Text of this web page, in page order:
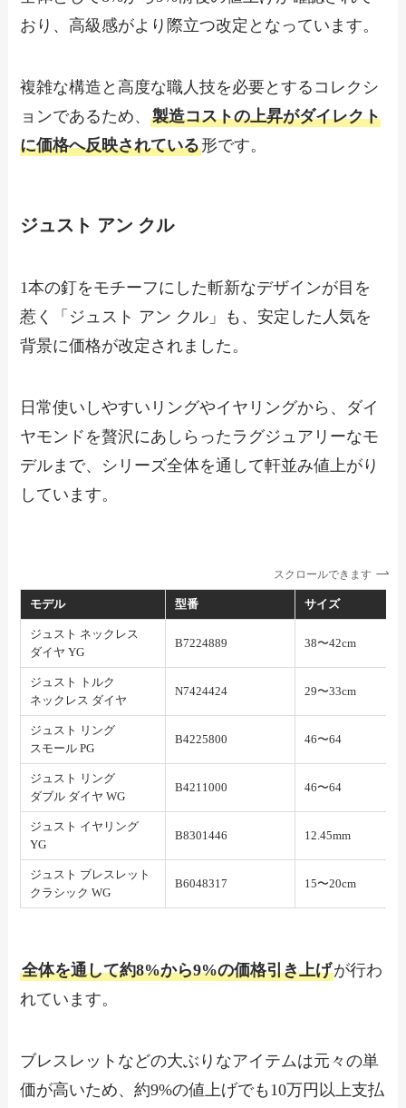
おり、高級感がより際立つ改定となっています。
複雑な構造と高度な職人技を必要とするコレクシ
ョンであるため、製造コストの上昇がダイレクト
に価格へ反映されている形です。
ジュスト アン クル
1本の釘をモチーフにした斬新なデザインが目を
惹く「ジュスト アン クル」も、安定した人気を
背景に価格が改定されました。
日常使いしやすいリングやイヤリングから、ダイ
ヤモンドを贅沢にあしらったラグジュアリーなモ
デルまで、シリーズ全体を通して軒並み値上がり
しています。
スクロールできます
モデル 型番 サイズ
ジュスト ネックレス
ダイヤ YG
B7224889 38〜42cm
ジュスト トルク
ネックレス ダイヤ
N7424424 29〜33cm
ジュスト リング
スモール PG
B4225800 46〜64
ジュスト リング
ダブル ダイヤ WG
B4211000 46〜64
ジュスト イヤリング
YG
B8301446 12.45mm
ジュスト ブレスレット
クラシック WG
B6048317 15〜20cm
全体を通して約8%から9%の価格引き上げが行わ
れています。
ブレスレットなどの大ぶりなアイテムは元々の単
価が高いため、約9%の値上げでも10万円以上支払